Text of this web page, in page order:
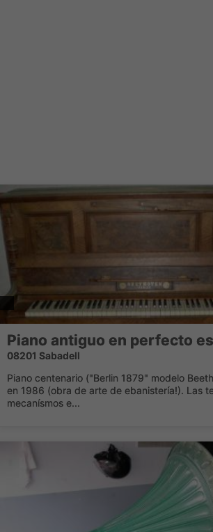
Piano antiguo en perfecto
08201 Sabadell
Piano centenario ("Berlin 1879" modelo
en 1986 (obra de arte de ebanistería!). Las
mecanísmos e...